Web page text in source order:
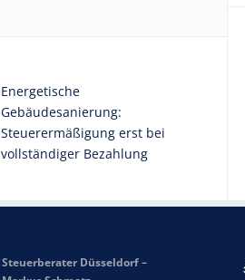
Energetische
Gebäudesanierung:
Steuerermäßigung erst bei
vollständiger Bezahlung
Steuerberater Düsseldorf –